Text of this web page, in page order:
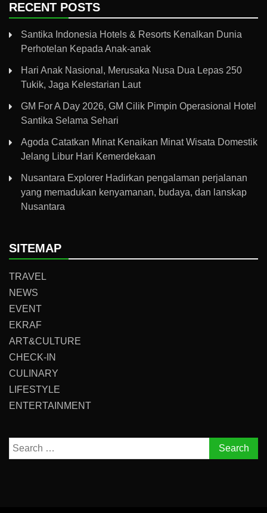
RECENT POSTS
Santika Indonesia Hotels & Resorts Kenalkan Dunia
Perhotelan Kepada Anak-anak
Hari Anak Nasional, Merusaka Nusa Dua Lepas 250
Tukik, Jaga Kelestarian Laut
GM For A Day 2026, GM Cilik Pimpin Operasional Hotel
Santika Selama Sehari
Agoda Catatkan Minat Kenaikan Minat Wisata Domestik
Jelang Libur Hari Kemerdekaan
Nusantara Explorer Hadirkan pengalaman perjalanan
yang memadukan kenyamanan, budaya, dan lanskap
Nusantara
SITEMAP
TRAVEL
NEWS
EVENT
EKRAF
ART&CULTURE
CHECK-IN
CULINARY
LIFESTYLE
ENTERTAINMENT
Search
for: